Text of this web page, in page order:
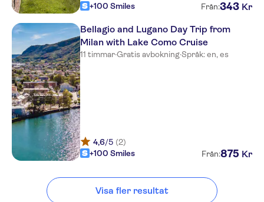
+100 Smiles Från:343 Kr
Bellagio and Lugano Day Trip from
Milan with Lake Como Cruise
11 timmar·Gratis avbokning·Språk: en, es
4,6/5 (2)
+100 Smiles
Från:875 Kr
Visa fler resultat